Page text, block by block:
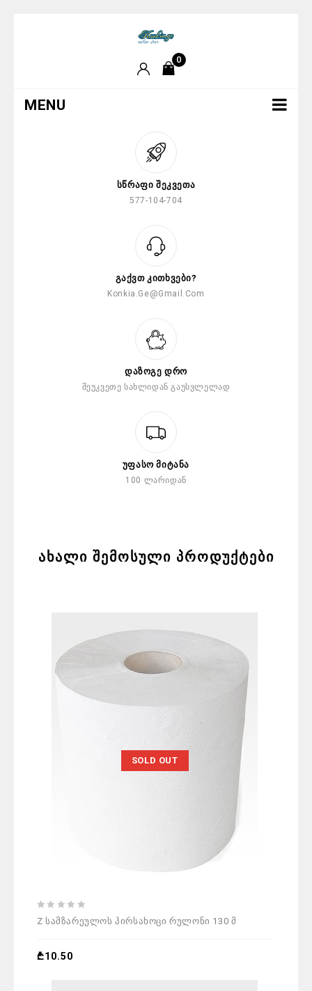
0
MENU
Სწრაფი Შეკვეთა
577-104-704
Გაქვთ Კითხვები?
Konkia.ge@gmail.com
Დაზოგე Დრო
Შეუკვეთე Სახლიდან Გაუსვლელად
Უფასო Მიტანა
100 Ლარიდან
ახალი შემოსული პროდუქტები
SOLD OUT
5
Z სამზარეულოს პირსახოცი რულონი 130 მ
₾10.50